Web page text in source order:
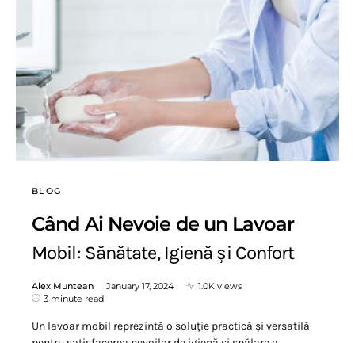
BLOG
Când Ai Nevoie de un Lavoar
Mobil: Sănătate, Igienă și Confort
Alex Muntean January 17, 2024
1.0K views
3 minute read
Un lavoar mobil reprezintă o soluție practică și versatilă